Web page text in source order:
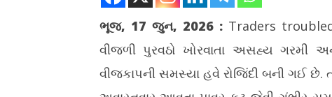
NOW VIEWING
ગીર
ભૂજ, 17 જુન, 2026 : Traders
વીજળી પુરવઠો ખોરવાતા અસહ્ય ગરમી
વીજકાપની સમસ્યા હવે રોજિંદી બની ગઈ